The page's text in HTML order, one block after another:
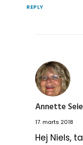
REPLY
Annette
17. marts 2018
Hej Niels,